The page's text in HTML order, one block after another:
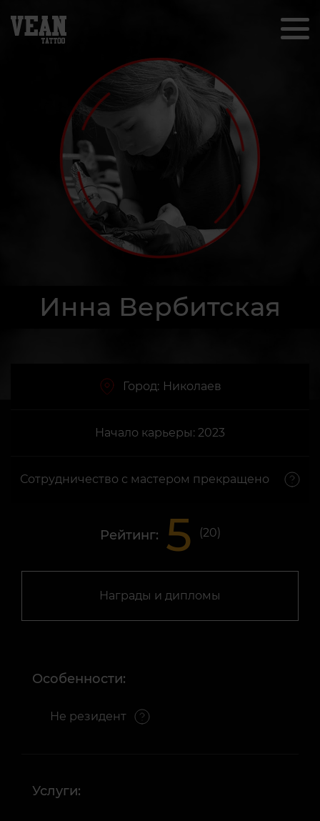
Инна Вербитская
Город: Николаев
Начало карьеры: 2023
Сотрудничество с мастером прекращено
Рейтинг: 5 (20)
Награды и дипломы
Особенности:
Не резидент
Услуги: